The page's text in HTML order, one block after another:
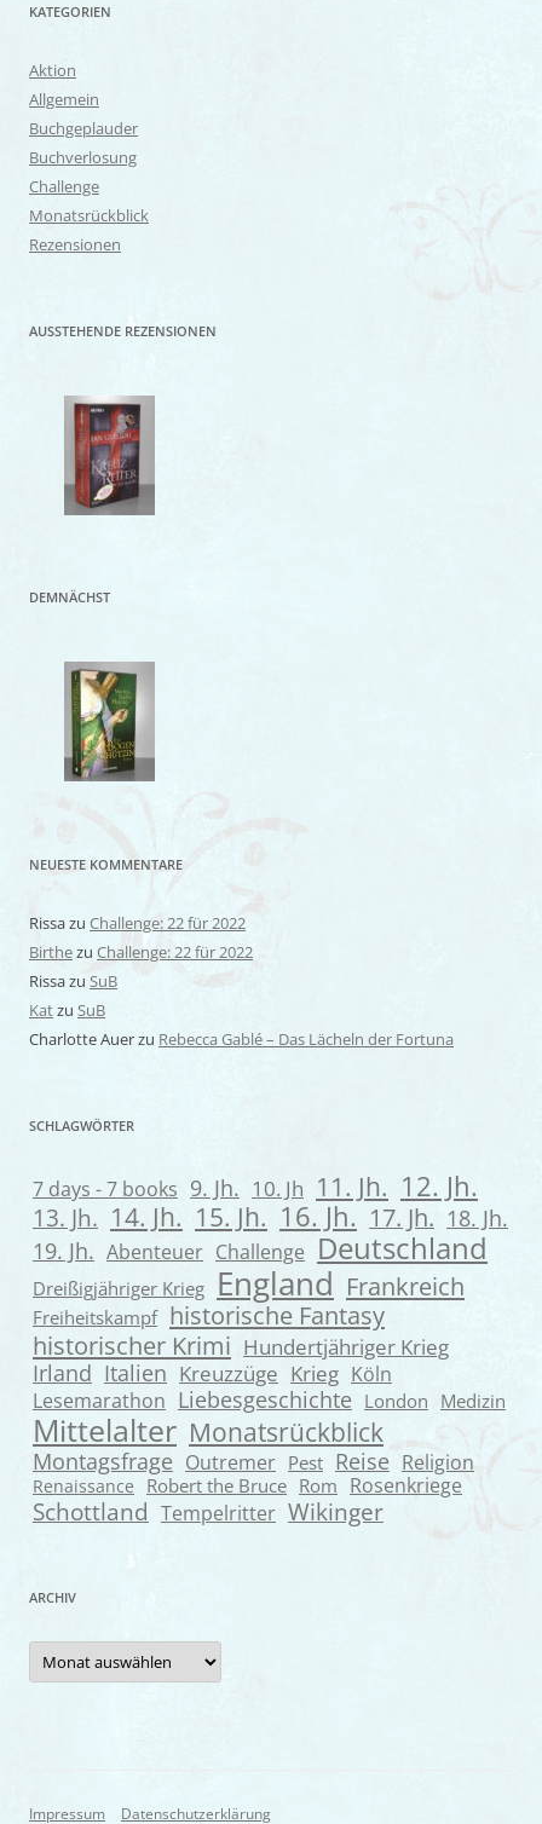
KATEGORIEN
Aktion
Allgemein
Buchgeplauder
Buchverlosung
Challenge
Monatsrückblick
Rezensionen
AUSSTEHENDE REZENSIONEN
DEMNÄCHST
NEUESTE KOMMENTARE
Rissazu Challenge: 22 für 2022
Birthezu Challenge: 22 für 2022
Rissazu SuB
Katzu SuB
Charlotte Auerzu Rebecca Gablé – Das Lächeln der Fortuna
SCHLAGWÖRTER
7 days - 7 books 9. Jh. 10. Jh 11. Jh. 12. Jh.
13. Jh. 14. Jh. 15. Jh. 16. Jh. 17. Jh. 18. Jh.
19. Jh. Abenteuer Challenge Deutschland
Dreißigjähriger Krieg England Frankreich
Freiheitskampf historische Fantasy
historischer Krimi Hundertjähriger Krieg
Irland Italien Kreuzzüge Krieg Köln
Lesemarathon Liebesgeschichte London Medizin
Mittelalter Monatsrückblick
Montagsfrage Outremer Pest Reise Religion
Renaissance Robert the Bruce Rom Rosenkriege
Schottland Tempelritter Wikinger
ARCHIV
Archiv
Impressum Datenschutzerklärung